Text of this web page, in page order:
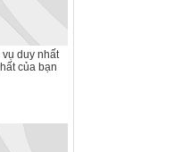
vụ duy nhất
của bạn